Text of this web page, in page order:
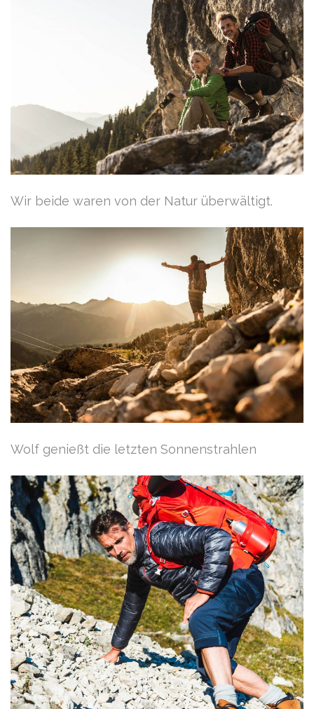
Wir beide waren von der Natur überwältigt.
Wolf genießt die letzten Sonnenstrahlen